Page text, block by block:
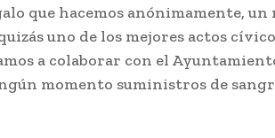
que hacemos anónimamente, un
uno de los mejores actos
a colaborar con el
momento suministros de